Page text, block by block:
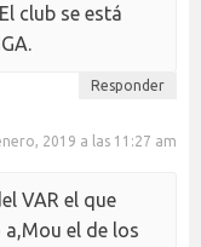
club se está
Responder
2019 a las 11:27 am
VAR el que
el de los